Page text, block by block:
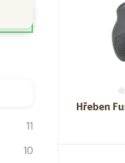
11
10
Hřeben